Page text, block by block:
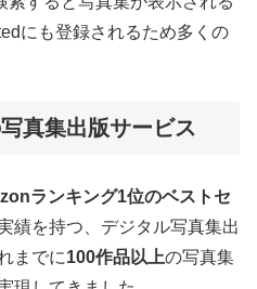
にも登録されるため多くの
真集出版サービス
ランキング1位のベストセ
績を持つ、デジタル写真集出
までに100作品以上の写真集